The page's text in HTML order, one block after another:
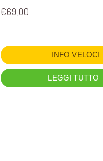
€69,00
INFO VELOCI
LEGGI TUTTO